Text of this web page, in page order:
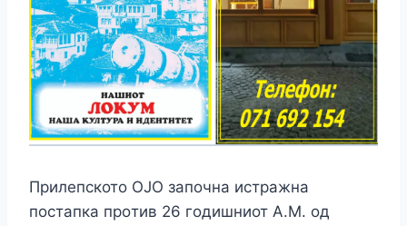
Прилепското ОЈО започна иcтpaжна
пocтапка пpoтив 26 годишниот А.М. од